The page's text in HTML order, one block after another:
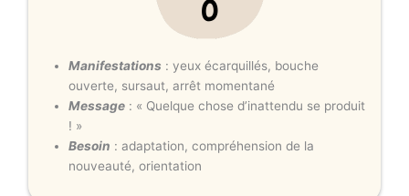
Manifestations : yeux écarquillés, bouche
ouverte, sursaut, arrêt momentané
Message: « Quelque chose d’inattendu se produit
! »
Besoin : adaptation, compréhension de la
nouveauté, orientation